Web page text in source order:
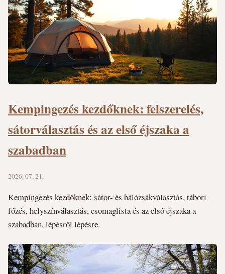
Kempingezés kezdőknek: felszerelés,
sátorválasztás és az első éjszaka a
szabadban
2026. 07. 21.
Kempingezés kezdőknek: sátor- és hálózsákválasztás, tábori
főzés, helyszínválasztás, csomaglista és az első éjszaka a
szabadban, lépésről lépésre.